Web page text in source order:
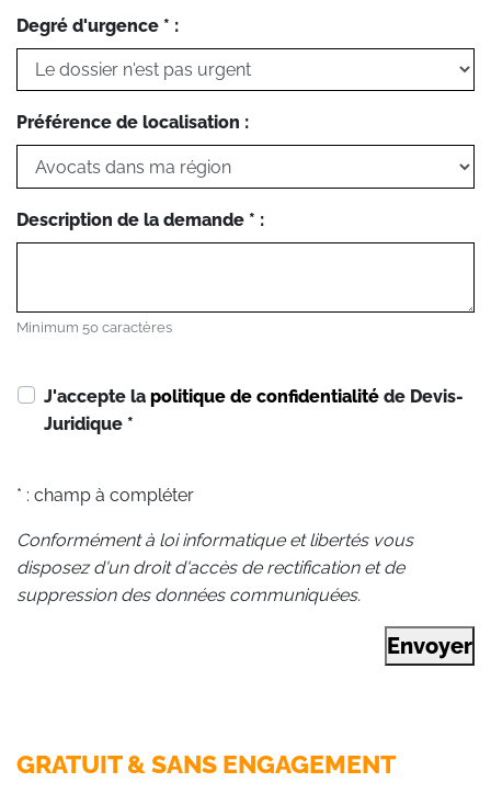
Degré d'urgence * :
Préférence de localisation :
Description de la demande * :
Minimum 50 caractères
J'accepte la politique de confidentialité de Devis-
Juridique *
* : champ à compléter
Conformément à loi informatique et libertés vous
disposez d'un droit d'accès de rectification et de
suppression des données communiquées.
Envoyer
GRATUIT & SANS ENGAGEMENT